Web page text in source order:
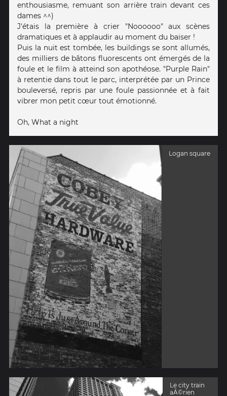
enthousiasme, remuant son arrière train devant ces
dames ^^)
J'étais la première à crier "Noooooo" aux scènes
dramatiques et à applaudir au moment du baiser !
Puis la nuit est tombée, les buildings se sont allumés,
des milliers de bâtons fluorescents ont émergés de la
foule et le film à atteind son apothéose. "Purple Rain"
à retentie dans tout le parc, interprétée par un Prince
bouleversé, repris par une foule passionnée et à fait
vibrer mon petit cœur tout émotionné.
Oh, What a night
Logan square
Le city train
aÃ©rien